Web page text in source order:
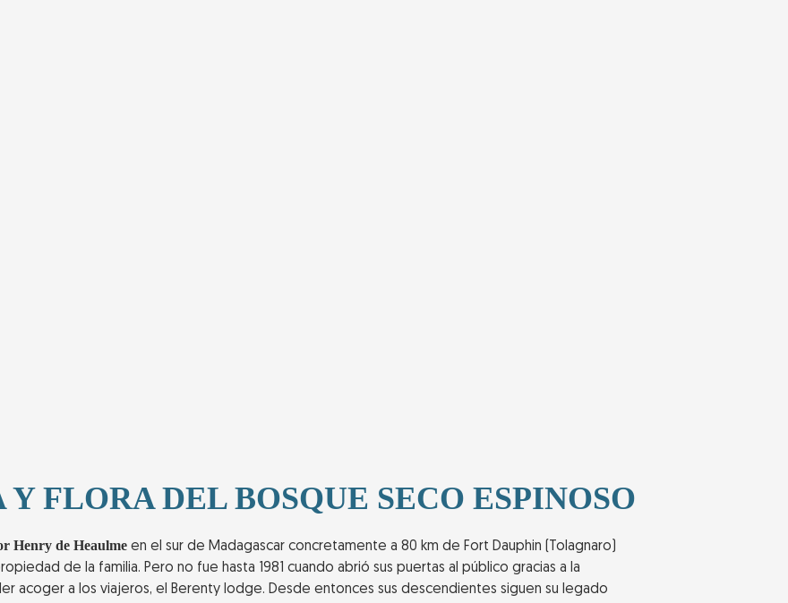
FLORA DEL BOSQUE SECO ESPINOSO
Henry de Heaulme en el sur de Madagascar concretamente a 80 km de Fort Dauphin (Tolagnaro)
de la familia. Pero no fue hasta 1981 cuando abrió sus puertas al público gracias a la
acoger a los viajeros, el Berenty lodge. Desde entonces sus descendientes siguen su legado